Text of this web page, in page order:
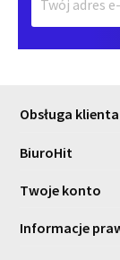
Obsługa klienta
BiuroHit
Twoje konto
Informacje